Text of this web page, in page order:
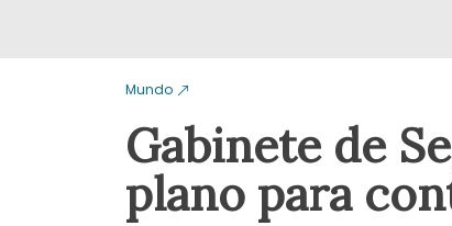
Mundo
Gabinete de
plano para